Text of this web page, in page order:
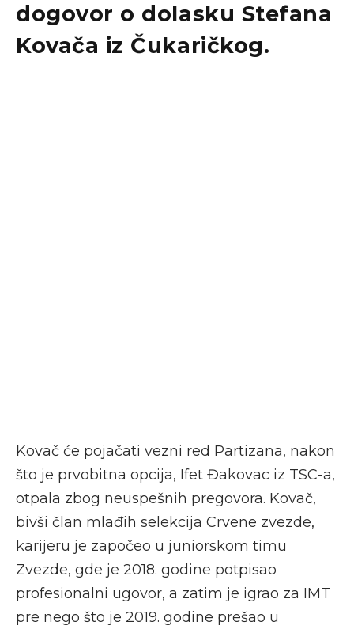
dogovor o dolasku Stefana
Kovača iz Čukaričkog.
Kovač će pojačati vezni red Partizana, nakon
što je prvobitna opcija, Ifet Đakovac iz TSC-a,
otpala zbog neuspešnih pregovora. Kovač,
bivši član mlađih selekcija Crvene zvezde,
karijeru je započeo u juniorskom timu
Zvezde, gde je 2018. godine potpisao
profesionalni ugovor, a zatim je igrao za IMT
pre nego što je 2019. godine prešao u